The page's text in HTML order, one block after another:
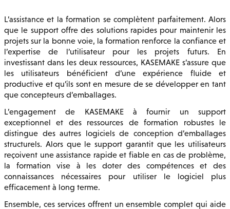
L’assistance et la formation se complètent parfaitement. Alors
que le support offre des solutions rapides pour maintenir les
projets sur la bonne voie, la formation renforce la confiance et
l’expertise de l’utilisateur pour les projets futurs. En
investissant dans les deux ressources, KASEMAKE s’assure que
les utilisateurs bénéficient d’une expérience fluide et
productive et qu’ils sont en mesure de se développer en tant
que concepteurs d’emballages.
L’engagement de KASEMAKE à fournir un support
exceptionnel et des ressources de formation robustes le
distingue des autres logiciels de conception d’emballages
structurels. Alors que le support garantit que les utilisateurs
reçoivent une assistance rapide et fiable en cas de problème,
la formation vise à les doter des compétences et des
connaissances nécessaires pour utiliser le logiciel plus
efficacement à long terme.
Ensemble, ces services offrent un ensemble complet qui aide